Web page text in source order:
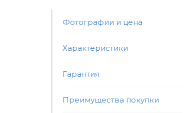
Фотографии и цена
Характеристики
Гарантия
Преимущества покупки